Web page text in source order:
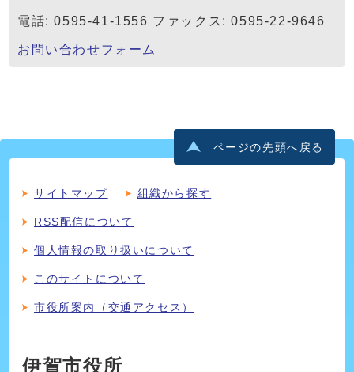
電話: 0595-41-1556 ファックス: 0595-22-9646
お問い合わせフォーム
ページの先頭へ戻る
サイトマップ 組織から探す
RSS配信について
個人情報の取り扱いについて
このサイトについて
市役所案内（交通アクセス）
伊賀市役所